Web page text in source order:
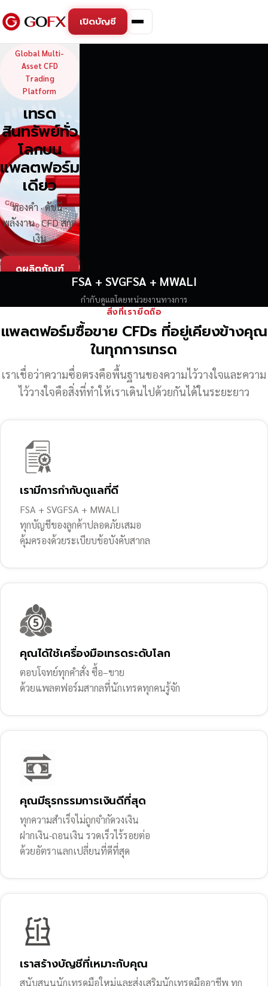
เปิดบัญชี
GoFX — Global Multi-
Global Multi-
Asset CFD
Trading
Platform
เทรด
สินทรัพย์ทั่ว
โลกบน
แพลตฟอร์ม
เดียว
ทองคำ · ดัชนี ·
พลังงาน · CFD สกุล
เงิน
ดูผลิตภัณฑ์
FSA + SVGFSA + MWALI
กำกับดูแลโดยหน่วยงานทางการ
สิ่งที่เรายึดถือ
แพลตฟอร์มซื้อขาย CFDs ที่อยู่เคียงข้างคุณ
ในทุกการเทรด
เราเชื่อว่าความซื่อตรงคือพื้นฐานของความไว้วางใจและความ
ไว้วางใจคือสิ่งที่ทำให้เราเดินไปด้วยกันได้ในระยะยาว
เรามีการกำกับดูแลที่ดี
FSA + SVGFSA + MWALI
ทุกบัญชีของลูกค้าปลอดภัยเสมอ
คุ้มครองด้วยระเบียบข้อบังคับสากล
คุณได้ใช้เครื่องมือเทรดระดับโลก
ตอบโจทย์ทุกคำสั่ง ซื้อ–ขาย
ด้วยแพลตฟอร์มสากลที่นักเทรดทุกคนรู้จัก
คุณมีธุรกรรมการเงินดีที่สุด
ทุกความสำเร็จไม่ถูกจำกัดวงเงิน
ฝากเงิน-ถอนเงิน รวดเร็วไร้รอยต่อ
ด้วยอัตราแลกเปลี่ยนที่ดีที่สุด
เราสร้างบัญชีที่เหมาะกับคุณ
สนับสนุนนักเทรดมือใหม่และส่งเสริมนักเทรดมืออาชีพ ทุก